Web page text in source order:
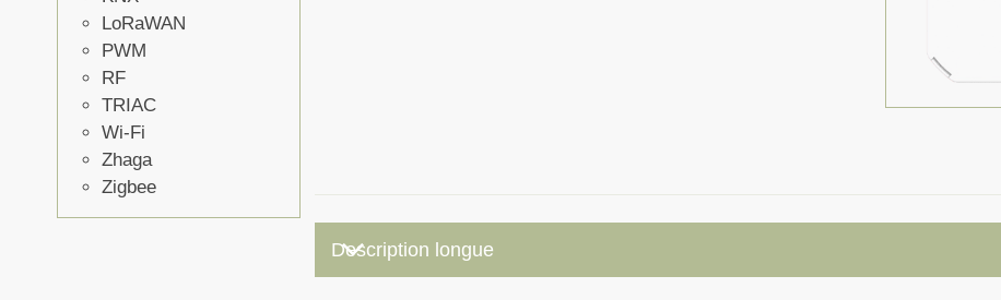
LoRaWAN
PWM
RF
TRIAC
Wi-Fi
Zhaga
Zigbee
Description longue
keyboard_arrow_down